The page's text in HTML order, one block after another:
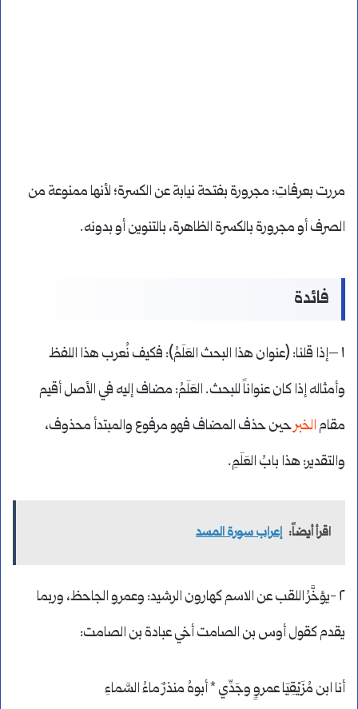
مررت بعرفاتِ: مجرورة بفتحة نيابة عن الكسرة؛ لأنها ممنوعة من
الصرف أو مجرورة بالكسرة الظاهرة، بالتنوين أو بدونه.
فائدة
١ –إذا قلنا: (عنوان هذا البحث العَلَمُ): فكيف نُعرب هذا اللفظ
وأمثاله إذا كان عنواناً للبحث. العَلَمُ: مضاف إليه في الأصل أقيم
مقامالخبرحين حذف المضاف فهو مرفوع والمبتدأ محذوف،
والتقدير: هذا بابُ العَلَمِ.
اقرأ أيضاً: إعراب سورة المسد
٢ -يؤخَّرُ اللقب عن الاسم كهارون الرشيد: وعمرو الجاحظ، وربما
يقدم كقول أوس بن الصامت أخي عبادة بن الصامت:
أنا ابن مُزَيْقِيَا عمروٍ وجَدِّي * أبوهُ منذرٌ ماءُ السَّماءِ